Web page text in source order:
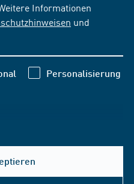
Informationen
und
Personalisierung
Hilfe & Kontakt